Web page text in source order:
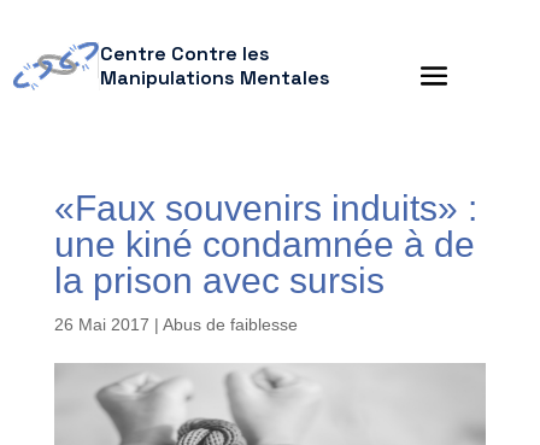
Centre Contre les
Manipulations Mentales
«Faux souvenirs induits» :
une kiné condamnée à de
la prison avec sursis
26 Mai 2017 | Abus de faiblesse